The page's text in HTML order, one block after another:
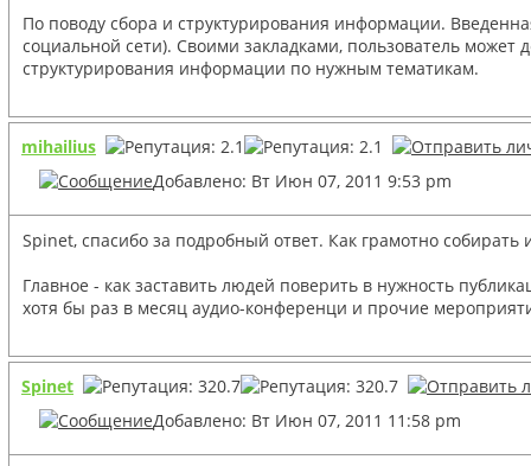
По поводу сбора и структурирования информации.
социальной сети). Своими закладками, пользователь
структурирования информации по нужным тематикам.
mihailius
Добавлено: Вт Июн 07, 2011 9:53 pm
Spinet, спасибо за подробный ответ. Как грамотно
Главное - как заставить людей поверить в нужность
хотя бы раз в месяц аудио-конференци и прочие
Spinet
Добавлено: Вт Июн 07, 2011 11:58 pm